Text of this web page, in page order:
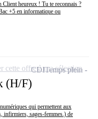
Client heureux ! Tu te reconnais ?
+5 en informatique ou
(H/F)
qui permettent aux
infirmiers, sages-femmes.) de
CDITemps plein
cette offre à ma sélection